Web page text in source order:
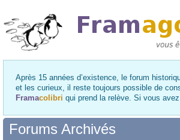
Après 15 années d’existence, le forum
et les curieux, il reste toujours possible de
Framacolibri qui prend la relève. Si vous
Forums Archivés